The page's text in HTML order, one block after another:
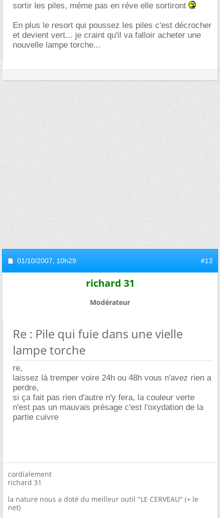
sortir les piles, méme pas en réve elle sortiront
En plus le resort qui poussez les piles c'est décrocher
et devient vert... je craint qu'il va falloir acheter une
nouvelle lampe torche...
01/10/2007, 10h29 #13
richard 31
Modérateur
Re : Pile qui fuie dans une vielle
lampe torche
re,
laissez là tremper voire 24h ou 48h vous n'avez rien a
perdre,
si ça fait pas rien d'autre n'y fera, la couleur verte
n'est pas un mauvais présage c'est l'oxydation de la
partie cuivre
cordialement
richard 31
la nature nous a doté du meilleur outil "LE CERVEAU" (+ le
net)